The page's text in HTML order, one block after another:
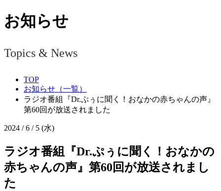
お知らせ
Topics & News
TOP
お知らせ（一覧）
ラジオ番組『Dr.ぷぅに聞く！おなかの赤ちゃんの声』
第60回が放送されました
2024 / 6 / 5 (水)
ラジオ番組『Dr.ぷぅに聞く！おなかの
赤ちゃんの声』第60回が放送されまし
た